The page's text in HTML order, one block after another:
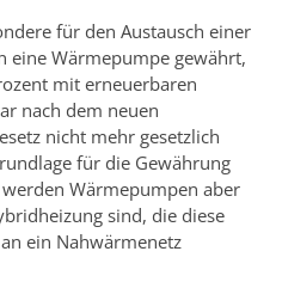
für den Austausch einer
eine Wärmepumpe gewährt,
mit erneuerbaren
nach dem neuen
nicht mehr gesetzlich
für die Gewährung
Wärmepumpen aber
sind, die diese
ein Nahwärmenetz